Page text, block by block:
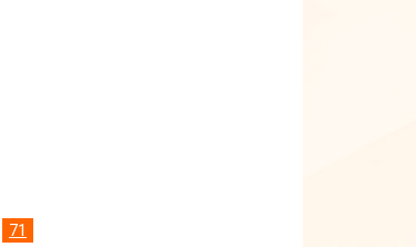
71